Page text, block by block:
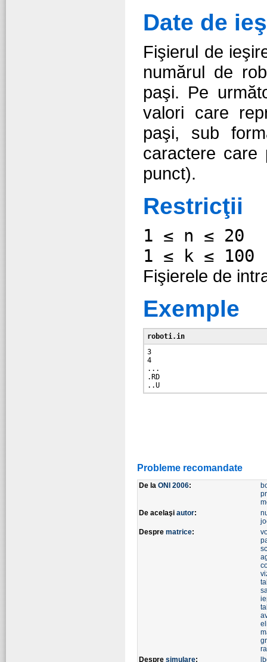
Date de
Fişierul de
numărul de
paşi. Pe
valori care
paşi, sub
caractere
punct).
Restricţii
1 ≤ n ≤ 20
1 ≤ k ≤ 100
Fişierele de
Exemple
roboti.in
3
4
...
.RD
Probleme recomandate
De la ONI 2006:
De acelaşi autor:
Despre matrice:
Despre simulare: